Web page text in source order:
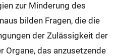
zur Minderung des
bilden Fragen, die die
der Zulässigkeit der
das anzusetzende